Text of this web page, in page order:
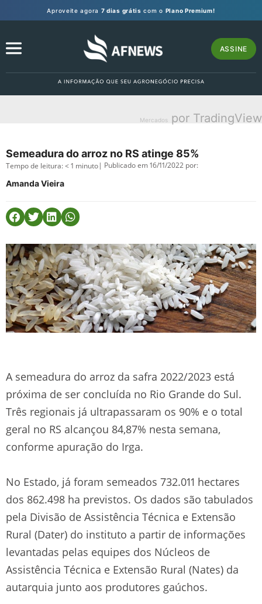
Aproveite agora 7 dias grátis com o Plano Premium!
ASSINE
Mercados por TradingView
Semeadura do arroz no RS atinge 85%
Tempo de leitura:< 1 minuto| Publicado em 16/11/2022 por:
Amanda Vieira
A semeadura do arroz da safra 2022/2023 está
próxima de ser concluída no Rio Grande do Sul.
Três regionais já ultrapassaram os 90% e o total
geral no RS alcançou 84,87% nesta semana,
conforme apuração do Irga.
No Estado, já foram semeados 732.011 hectares
dos 862.498 ha previstos. Os dados são tabulados
pela Divisão de Assistência Técnica e Extensão
Rural (Dater) do instituto a partir de informações
levantadas pelas equipes dos Núcleos de
Assistência Técnica e Extensão Rural (Nates) da
autarquia junto aos produtores gaúchos.